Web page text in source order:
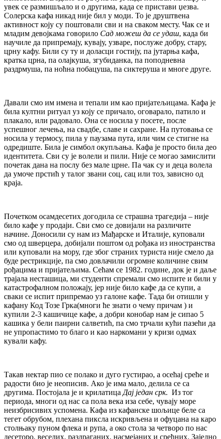
увек се размишљало и о другима, када се пристави џезва.
Солерска кафа никад није бил у моди. То је друштвена
активност коју су поштовали сви и на сваком месту. Чак се и
младим девојкама говорило Сад можеш да се удаш, када би
научиле да припремају, кувају, узваре, послуже добру, стару,
црну кафу. Били су ту и доласци гостију, па јутарња кафа,
кратка црна, па олајкуша, згубиданка, па поподневна
раздрмуша, па ноћна побацуша, па сиктеруша и многе друге.
Давали смо им имена и тепали им као пријатељицама. Кафа је
била култни ритуал уз коју се причало, оговарало, патило и
плакало, или радовало. Она се носила у посете, после
успешног лечења, на свадбе, славе и сахране. На путовања се
носила у термосу, пила у паузама пута, или чим се стигне на
одредиште. Била је симбол окупљања. Кафа је просто била део
идентитета. Сви су је волели и пили. Није се могао замислити
почетак дана на послу без мале црне. Па чак су и деца волела
да умоче прстић у талог звани соц, сац или тоз, зависно од
краја.
Почетком осамдесетих догодила се страшна трагедија – није
било кафе у продаји. Сви смо се довијали на различите
начине. Доносили су нам из Мађарске и Италије, куповали
смо од шверцера, добијали поштом од рођака из иностранства
или куповали на мору, где због страних туриста није смело да
буде рестрикције, па смо довлачили огромне количине свим
рођацима и пријатељима. Сећам се 1982. године, док је и даље
трајала несташица, ми студенти спремали смо испите и били у
катастрофалном положају, јер није било кафе да се купи, а
сваки се испит припремао уз галоне кафе. Тада би отишли у
кафану Код Тозе Грка(многи ће знати о чему причам ) и
купили 2-3 кашичице кафе, а добри конобар нам је сипао 5
кашика у бели паирни салветић, па смо трчали кући пазећи да
не упропастимо то благо и као наркомани у кризи одмах
кували кафу.
Такав нектар пио се полако и дуго густирао, а осећај среће и
радости био је неописив. Ако је има мало, делила се са
другима. Постојала је и крилатица Дај један срк. Из тог
периода, многи од нас са пола века иза себе, чувају море
неизбрисивих успомена. Кафа из кафанске шољице беле са
тегет обрубом, плехана пиксла искривљена и офуцана на каро
столњаку пуном флека и рупа, а око стола за четворо по нас
десеторо, веселих, раздраганих, насмејаних и срећних. Заједно